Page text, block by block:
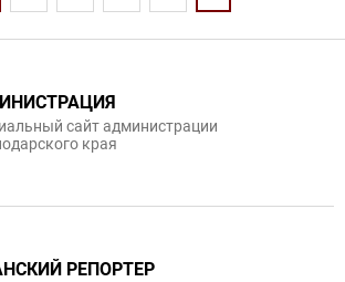
сайт администрации
края
РЕПОРТЕР